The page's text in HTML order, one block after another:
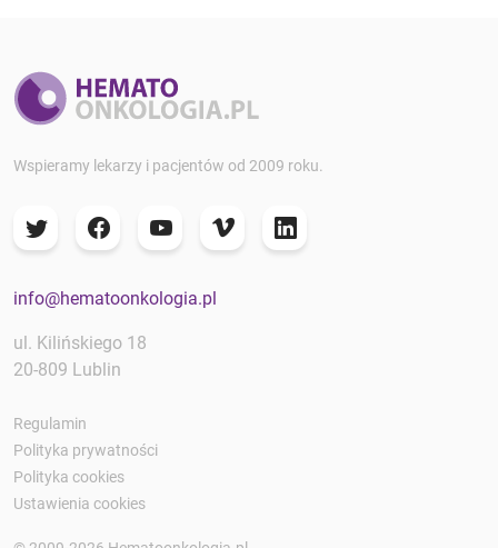
Wspieramy lekarzy i pacjentów od 2009 roku.
info@hematoonkologia.pl
ul. Kilińskiego 18
20-809 Lublin
Regulamin
Polityka prywatności
Polityka cookies
Ustawienia cookies